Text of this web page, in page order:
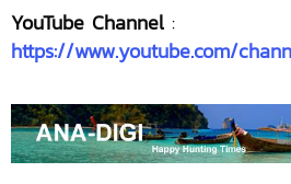
YouTube Channel :
https://www.youtube.com/